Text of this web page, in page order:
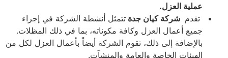
عملية العزل.
تقدم شركة كيان جدة تتمثل أنشطة الشركة في إجراء
جميع أعمال العزل وكافة مكوناته، بما في ذلك المظلات.
بالإضافة إلى ذلك، تقوم الشركة أيضاً بأعمال العزل لكل من
الهيئات الخاصة والعامة والمنشآت.